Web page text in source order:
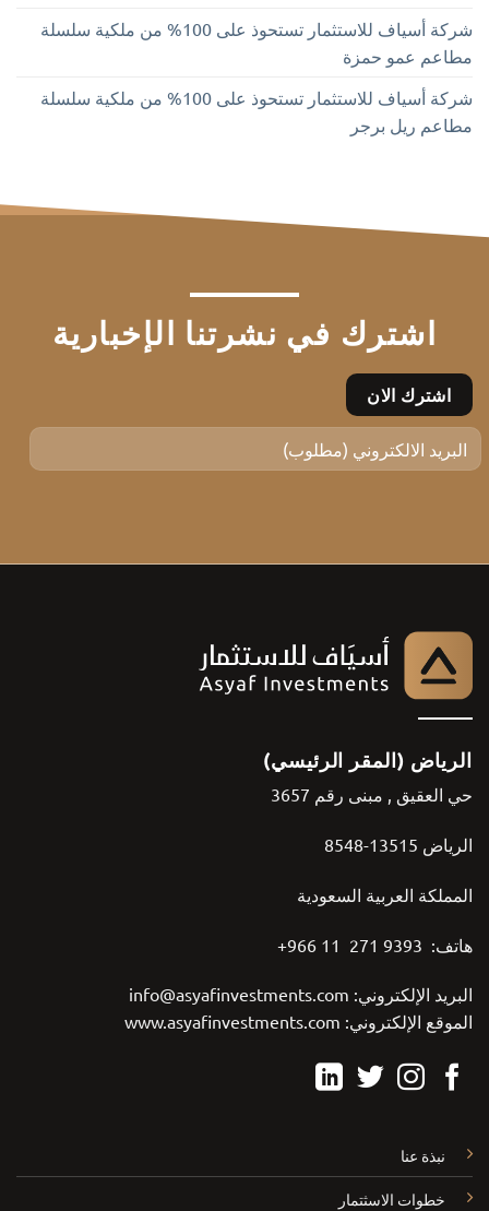
شركة أسياف للاستثمار تستحوذ على 100% من ملكية سلسلة
مطاعم عمو حمزة
شركة أسياف للاستثمار تستحوذ على 100% من ملكية سلسلة
مطاعم ريل برجر
اشترك في نشرتنا الإخبارية
الرياض (المقر الرئيسي)
حي العقيق , مبنى رقم 3657
الرياض 13515-8548
المملكة العربية السعودية
هاتف: 9393 271 11 966+
البريد الإلكتروني: info@asyafinvestments.com
الموقع الإلكتروني: www.asyafinvestments.com
نبذة عنا
خطوات الاسثتمار